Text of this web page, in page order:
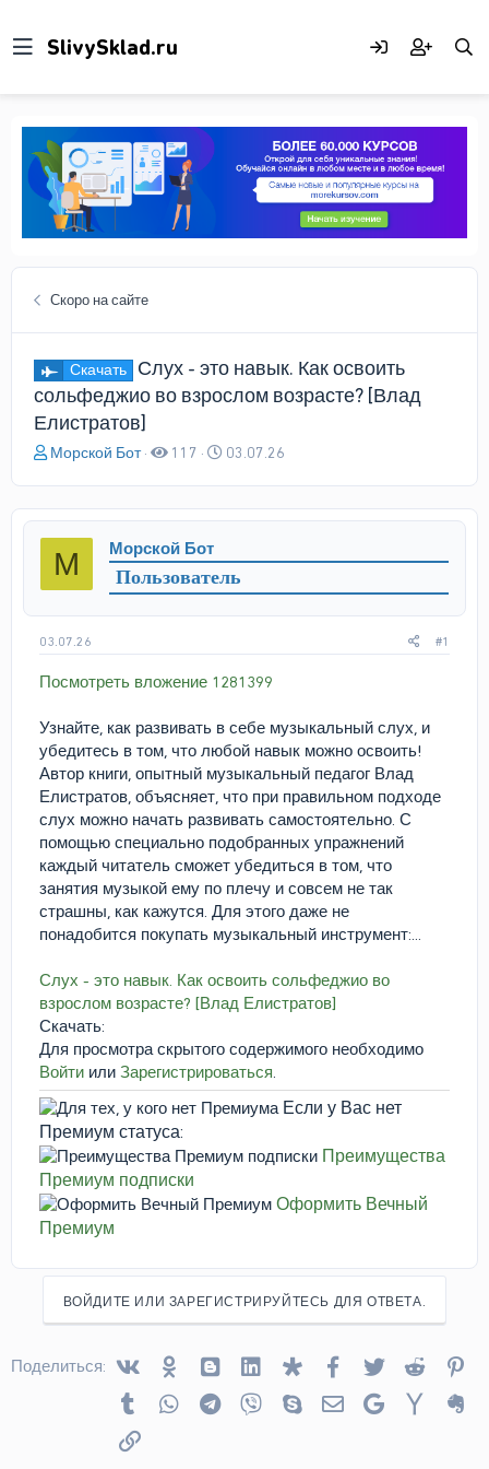
Скоро на сайте
Скачать
Слух - это навык. Как освоить
сольфеджио во взрослом возрасте? [Влад
Елистратов]
А
о
р
е
ы
Морской Бот 117
Д
а
ч
а
л
03.07.26
М Морской Бот
Пользователь
03.07.26 #1
Посмотреть вложение 1281399
Узнайте, как развивать в себе музыкальный слух, и
убедитесь в том, что любой навык можно освоить!
Автор книги, опытный музыкальный педагог Влад
Елистратов, объясняет, что при правильном подходе
слух можно начать развивать самостоятельно. С
помощью специально подобранных упражнений
каждый читатель сможет убедиться в том, что
занятия музыкой ему по плечу и совсем не так
страшны, как кажутся. Для этого даже не
понадобится покупать музыкальный инструмент:...
Слух - это навык. Как освоить сольфеджио во
взрослом возрасте? [Влад Елистратов]
Скачать:
Для просмотра скрытого содержимого необходимо
Войти или Зарегистрироваться
Если у Вас нет
Премиум статуса:
Преимущества
Премиум подписки
Оформить Вечный
Премиум
ВОЙДИТЕ ИЛИ ЗАРЕГИСТРИРУЙТЕСЬ ДЛЯ ОТВЕТА.
Поделиться: VkontakteOdnoklassniki
Blogger Linked InDiasporaFacebook
TwitterReddit
Tumblr WhatsAppTelegram
Viber SkypeЭлектронная почта
Google Yahoo
Ссылка